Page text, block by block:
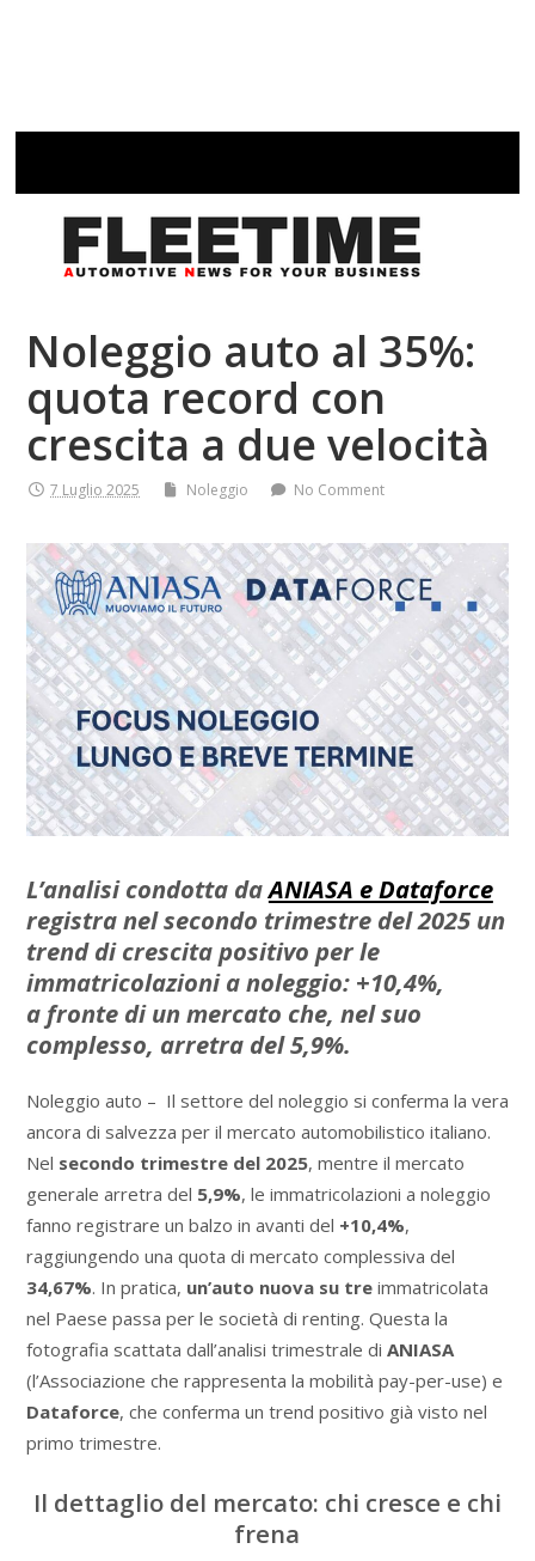
Noleggio auto al 35%:
quota record con
crescita a due velocità
7 Luglio 2025 Noleggio No Comment
L’analisi condotta daANIASA e Dataforce
registra nel secondo trimestre del 2025 un
trend di crescita positivo per le
immatricolazioni a noleggio: +10,4%,
a fronte di un mercato che, nel suo
complesso, arretra del 5,9%.
Noleggio auto – Il settore del noleggio si conferma la vera
ancora di salvezza per il mercato automobilistico italiano.
Nel secondo trimestre del 2025, mentre il mercato
generale arretra del 5,9%, le immatricolazioni a noleggio
fanno registrare un balzo in avanti del +10,4%,
raggiungendo una quota di mercato complessiva del
34,67%. In pratica, un’auto nuova su treimmatricolata
nel Paese passa per le società di renting. Questa la
fotografia scattata dall’analisi trimestrale di ANIASA
(l’Associazione che rappresenta la mobilità pay-per-use) e
Dataforce, che conferma un trend positivo già visto nel
primo trimestre.
Il dettaglio del mercato: chi cresce e chi
frena